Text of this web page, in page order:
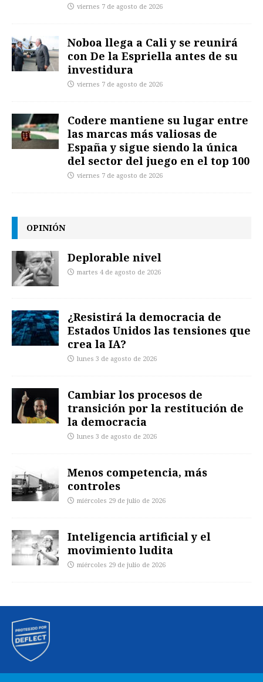
viernes 7 de agosto de 2026
Noboa llega a Cali y se reunirá
con De la Espriella antes de su
investidura
viernes 7 de agosto de 2026
Codere mantiene su lugar entre
las marcas más valiosas de
España y sigue siendo la única
del sector del juego en el top 100
viernes 7 de agosto de 2026
OPINIÓN
Deplorable nivel
martes 4 de agosto de 2026
¿Resistirá la democracia de
Estados Unidos las tensiones que
crea la IA?
lunes 3 de agosto de 2026
Cambiar los procesos de
transición por la restitución de
la democracia
lunes 3 de agosto de 2026
Menos competencia, más
controles
miércoles 29 de julio de 2026
Inteligencia artificial y el
movimiento ludita
miércoles 29 de julio de 2026